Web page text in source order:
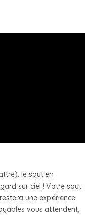
le saut en
sur ciel ! Votre saut
une expérience
vous attendent,